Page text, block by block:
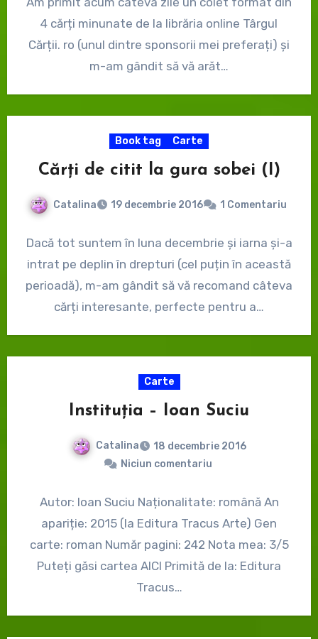
4 cărți minunate de la librăria online Târgul
Cărții. ro (unul dintre sponsorii mei preferați) și
m-am gândit să vă arăt…
Book tag Carte
Cărți de citit la gura sobei (I)
Catalina 19 decembrie 2016 1 Comentariu
Dacă tot suntem în luna decembrie și iarna și-a
intrat pe deplin în drepturi (cel puțin în această
perioadă), m-am gândit să vă recomand câteva
cărți interesante, perfecte pentru a…
Carte
Instituția – Ioan Suciu
Catalina
18 decembrie 2016
Niciun comentariu
Autor: Ioan Suciu Naționalitate: română An
apariție: 2015 (la Editura Tracus Arte) Gen
carte: roman Număr pagini: 242 Nota mea: 3/5
Puteți găsi cartea AICI Primită de la: Editura
Tracus…